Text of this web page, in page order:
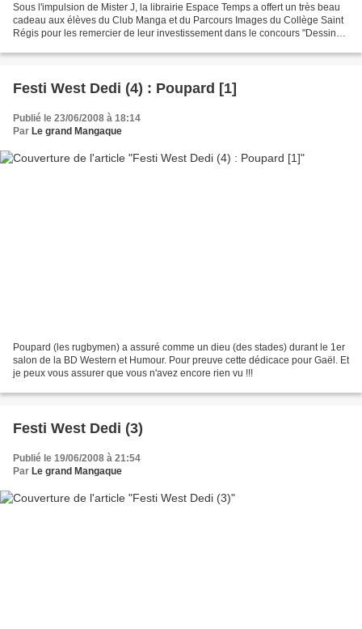
Sous l'impulsion de Mister J, la librairie Espace Temps a offert un très beau
cadeau aux élèves du Club Manga et du Parcours Images du Collège Saint
Régis pour les remercier de leur investissement dans le concours "Dessine
Festi West Dedi (4) : Poupard [1]
Publié le 23/06/2008 à 18:14
Par Le grand Mangaque
Poupard (les rugbymen) a assuré comme un dieu (des stades) durant le 1er
salon de la BD Western et Humour. Pour preuve cette dédicace pour Gaël. Et
je peux vous assurer que vous n'avez encore rien vu !!!
Festi West Dedi (3)
Publié le 19/06/2008 à 21:54
Par Le grand Mangaque